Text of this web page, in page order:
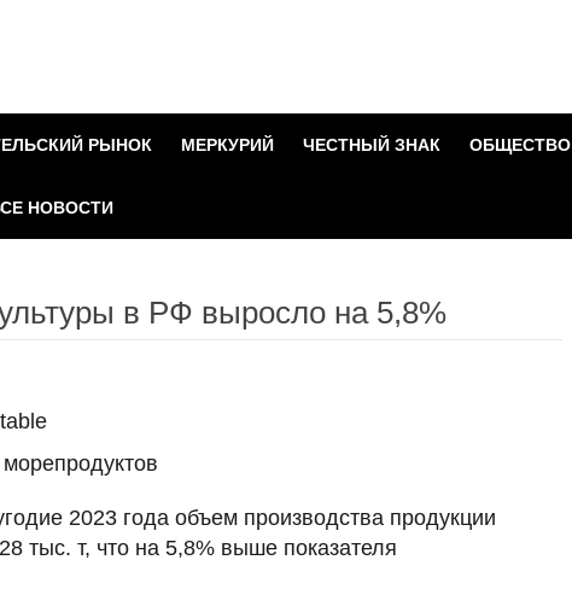
РЫНОК МЕРКУРИЙ ЧЕСТНЫЙ ЗНАК ОБЩЕСТВО
НОВОСТИ
в РФ выросло на 5,8%
2023 года объем производства продукции
тыс. т, что на 5,8% выше показателя